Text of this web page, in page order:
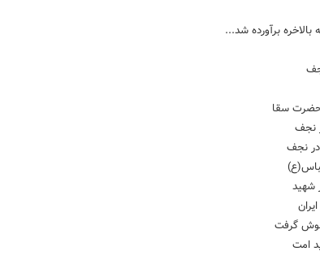
برآورده شد...
حضرت سقا
نجف
در نجف
شهید
گرفت
امت